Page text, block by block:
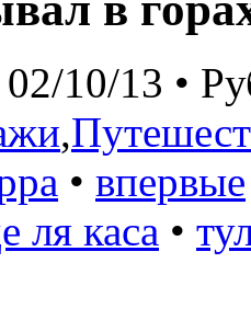
02/10/13 •
,
• впервые
ля каса •